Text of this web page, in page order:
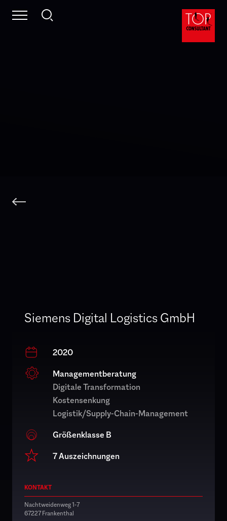
Siemens Digital Logistics GmbH
2020
Managementberatung
Digitale Transformation
Kostensenkung
Logistik/Supply-Chain-Management
Größenklasse B
7 Auszeichnungen
KONTAKT
Nachtweidenweg 1-7
67227 Frankenthal